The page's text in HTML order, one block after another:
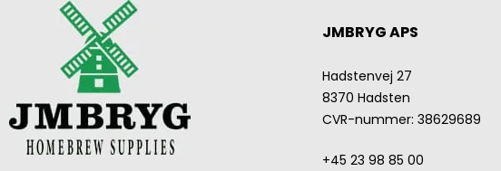
JMBRYG APS
Hadstenvej 27
8370 Hadsten
CVR-nummer: 38629689
+45 23 98 85 00